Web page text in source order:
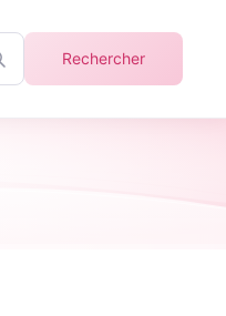
Rechercher